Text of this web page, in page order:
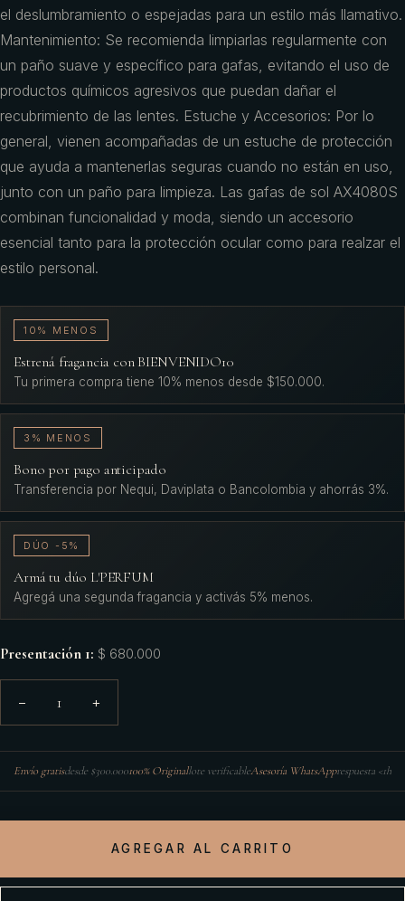
el deslumbramiento o espejadas para un estilo más llamativo.
Mantenimiento: Se recomienda limpiarlas regularmente con
un paño suave y específico para gafas, evitando el uso de
productos químicos agresivos que puedan dañar el
recubrimiento de las lentes. Estuche y Accesorios: Por lo
general, vienen acompañadas de un estuche de protección
que ayuda a mantenerlas seguras cuando no están en uso,
junto con un paño para limpieza. Las gafas de sol AX4080S
combinan funcionalidad y moda, siendo un accesorio
esencial tanto para la protección ocular como para realzar el
estilo personal.
10% MENOS
Estrená fragancia con BIENVENIDO10
Tu primera compra tiene 10% menos desde $150.000.
3% MENOS
Bono por pago anticipado
Transferencia por Nequi, Daviplata o Bancolombia y ahorrás 3%.
DÚO -5%
Armá tu dúo L'PERFUM
Agregá una segunda fragancia y activás 5% menos.
Presentación 1: $ 680.000
− 1 +
Envío gratisdesde $300.000100% Originallote verificableAsesoría WhatsApprespuesta <1h
AGREGAR AL CARRITO